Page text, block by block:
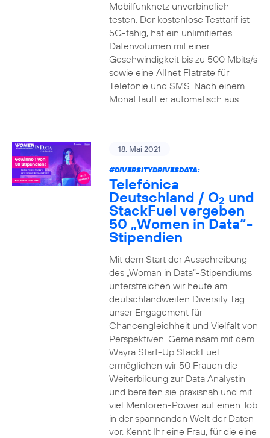
Mobilfunknetz unverbindlich
testen. Der kostenlose Testtarif ist
5G-fähig, hat ein unlimitiertes
Datenvolumen mit einer
Geschwindigkeit bis zu 500 Mbits/s
sowie eine Allnet Flatrate für
Telefonie und SMS. Nach einem
Monat läuft er automatisch aus.
18. Mai 2021
#DIVERSITYDRIVESDATA:
Telefónica
Deutschland / O2 und
StackFuel vergeben
50 „Women in Data“-
Stipendien
Mit dem Start der Ausschreibung
des „Woman in Data“-Stipendiums
unterstreichen wir heute am
deutschlandweiten Diversity Tag
unser Engagement für
Chancengleichheit und Vielfalt von
Perspektiven. Gemeinsam mit dem
Wayra Start-Up StackFuel
ermöglichen wir 50 Frauen die
Weiterbildung zur Data Analystin
und bereiten sie praxisnah und mit
viel Mentoren-Power auf einen Job
in der spannenden Welt der Daten
vor. Kennt Ihr eine Frau, für die eine